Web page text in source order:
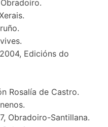
2004, Edicións do
Rosalía de Castro.
Obradoiro-Santillana.